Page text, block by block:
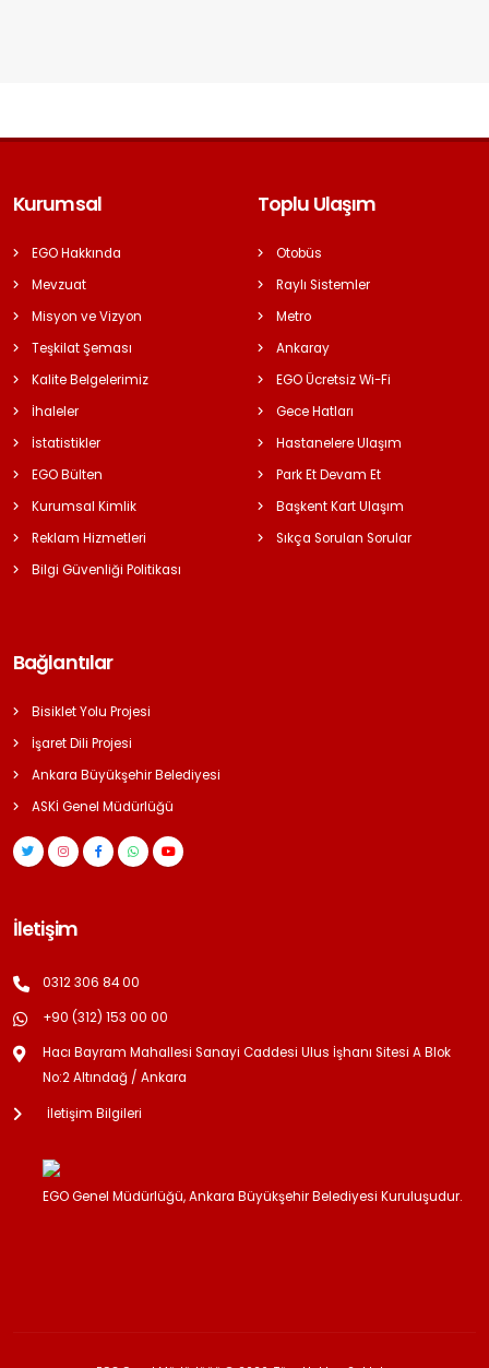
Kurumsal
EGO Hakkında
Mevzuat
Misyon ve Vizyon
Teşkilat Şeması
Kalite Belgelerimiz
İhaleler
İstatistikler
EGO Bülten
Kurumsal Kimlik
Reklam Hizmetleri
Bilgi Güvenliği Politikası
Toplu Ulaşım
Otobüs
Raylı Sistemler
Metro
Ankaray
EGO Ücretsiz Wi-Fi
Gece Hatları
Hastanelere Ulaşım
Park Et Devam Et
Başkent Kart Ulaşım
Sıkça Sorulan Sorular
Bağlantılar
Bisiklet Yolu Projesi
İşaret Dili Projesi
Ankara Büyükşehir Belediyesi
ASKİ Genel Müdürlüğü
İletişim
0312 306 84 00
+90 (312) 153 00 00
Hacı Bayram Mahallesi Sanayi Caddesi Ulus İşhanı Sitesi A Blok
No:2 Altındağ / Ankara
İletişim Bilgileri
EGO Genel Müdürlüğü, Ankara Büyükşehir Belediyesi Kuruluşudur.